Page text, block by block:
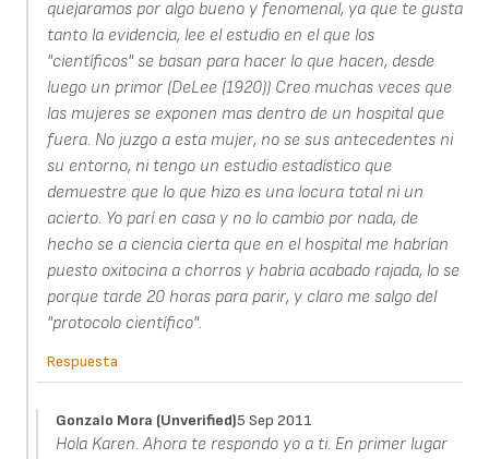
quejaramos por algo bueno y fenomenal, ya que te gusta
tanto la evidencia, lee el estudio en el que los
"científicos" se basan para hacer lo que hacen, desde
luego un primor (DeLee (1920)) Creo muchas veces que
las mujeres se exponen mas dentro de un hospital que
fuera. No juzgo a esta mujer, no se sus antecedentes ni
su entorno, ni tengo un estudio estadístico que
demuestre que lo que hizo es una locura total ni un
acierto. Yo parí en casa y no lo cambio por nada, de
hecho se a ciencia cierta que en el hospital me habrían
puesto oxitocina a chorros y habria acabado rajada, lo se
porque tarde 20 horas para parir, y claro me salgo del
"protocolo científico".
Respuesta
Gonzalo Mora (unverified)5 Sep 2011
Hola Karen. Ahora te respondo yo a ti. En primer lugar